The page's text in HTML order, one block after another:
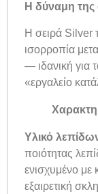
Η δύναμη της
Η σειρά Silver
ισορροπία
— ιδανική για
«εργαλείο
Υλικό
ποιότητας
ενισχυμένο με
εξαιρετική